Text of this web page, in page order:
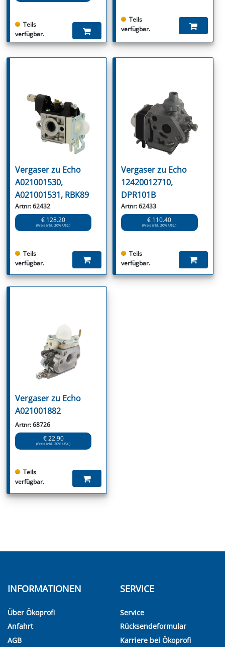
Teils
verfügbar.
Teils
verfügbar.
Vergaser zu Echo
A021001530,
A021001531, RBK89
Artnr: 62432
€ 128.20
(Preis inkl. 20% USt.)
Teils
verfügbar.
Vergaser zu Echo
12420012710,
DPR101B
Artnr: 62433
€ 110.40
(Preis inkl. 20% USt.)
Teils
verfügbar.
Vergaser zu Echo
A021001882
Artnr: 68726
€ 22.90
(Preis inkl. 20% USt.)
Teils
verfügbar.
INFORMATIONEN
Über Ökoprofi
Anfahrt
AGB
SERVICE
Service
Rücksendeformular
Karriere bei Ökoprofi